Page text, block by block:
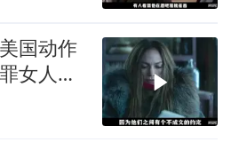
国动作
女人，